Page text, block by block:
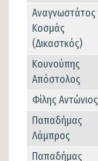
Αναγνωστάτος
Κοσμάς
(Δικαστκός)
Κουνούπης
Απόστολος
Φίλης Αντώνιος
Παπαδήμας
Λάμπρος
Παπαδήμας